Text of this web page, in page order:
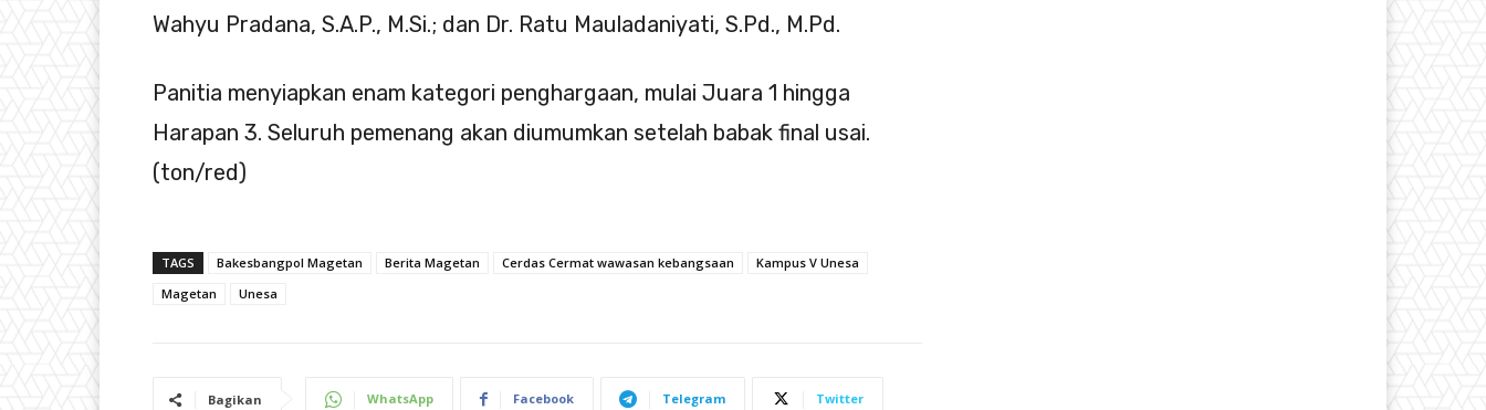
Wahyu Pradana, S.A.P., M.Si.; dan Dr. Ratu Mauladaniyati, S.Pd., M.Pd.
Panitia menyiapkan enam kategori penghargaan, mulai Juara 1 hingga
Harapan 3. Seluruh pemenang akan diumumkan setelah babak final usai.
(ton/red)
TAGS Bakesbangpol Magetan Berita Magetan Cerdas Cermat wawasan kebangsaan
Kampus V Unesa
Magetan
Unesa
Bagikan WhatsApp Facebook Telegram Twitter